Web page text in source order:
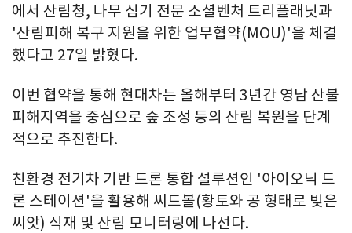
에서 산림청, 나무 심기 전문 소셜벤처 트리플래닛과
'산림피해 복구 지원을 위한 업무협약(MOU)'을 체결
했다고 27일 밝혔다.
이번 협약을 통해 현대차는 올해부터 3년간 영남 산불
피해지역을 중심으로 숲 조성 등의 산림 복원을 단계
적으로 추진한다.
친환경 전기차 기반 드론 통합 설루션인 '아이오닉 드
론 스테이션'을 활용해 씨드볼(황토와 공 형태로 빚은
씨앗) 식재 및 산림 모니터링에 나선다.